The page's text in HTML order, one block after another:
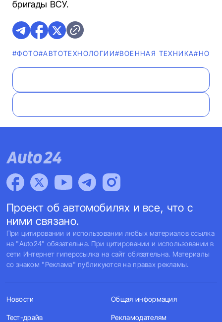
бригады ВСУ.
#ФОТО#АВТОТЕХНОЛОГИИ#ВОЕННАЯ ТЕХНИКА
Проект об автомобилях и все, что с
ними связано.
При цитировании и использовании любых материалов ссылка
на "Auto24" обязательна. При цитировании и использовании в
сети Интернет гиперссылка на сайт обязательна. Материалы
со знаком "Реклама" публикуются на правах рекламы.
Новости
Тест-драйв
Общая информация
Рекламодателям